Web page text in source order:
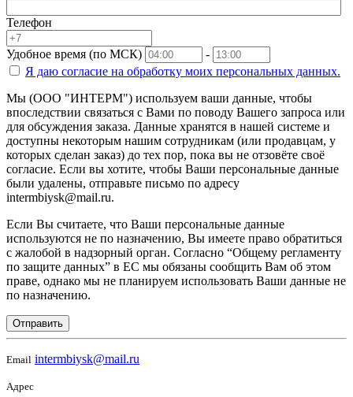
Телефон
Удобное время (по МСК)
-
Я даю согласие на обработку моих персональных данных.
Мы (ООО "ИНТЕРМ") используем ваши данные, чтобы
впоследствии связаться с Вами по поводу Вашего запроса или
для обсуждения заказа. Данные хранятся в нашей системе и
доступны некоторым нашим сотрудникам (или продавцам, у
которых сделан заказ) до тех пор, пока вы не отзовёте своё
согласие. Если вы хотите, чтобы Ваши персональные данные
были удалены, отправьте письмо по адресу
intermbiysk@mail.ru.
Если Вы считаете, что Ваши персональные данные
используются не по назначению, Вы имеете право обратиться
с жалобой в надзорный орган. Согласно “Общему регламенту
по защите данных” в ЕС мы обязаны сообщить Вам об этом
праве, однако мы не планируем использовать Ваши данные не
по назначению.
Отправить
Email intermbiysk@mail.ru
Адрес